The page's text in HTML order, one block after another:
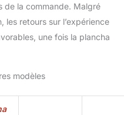
de la commande. Malgré
les retours sur l’expérience
une fois la plancha
modèles